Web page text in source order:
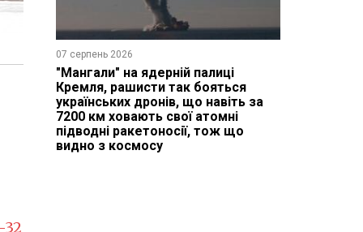
07 серпень 2026
"Мангали" на ядерній палиці
Кремля, рашисти так бояться
українських дронів, що навіть за
7200 км ховають свої атомні
підводні ракетоносії, тож що
видно з космосу